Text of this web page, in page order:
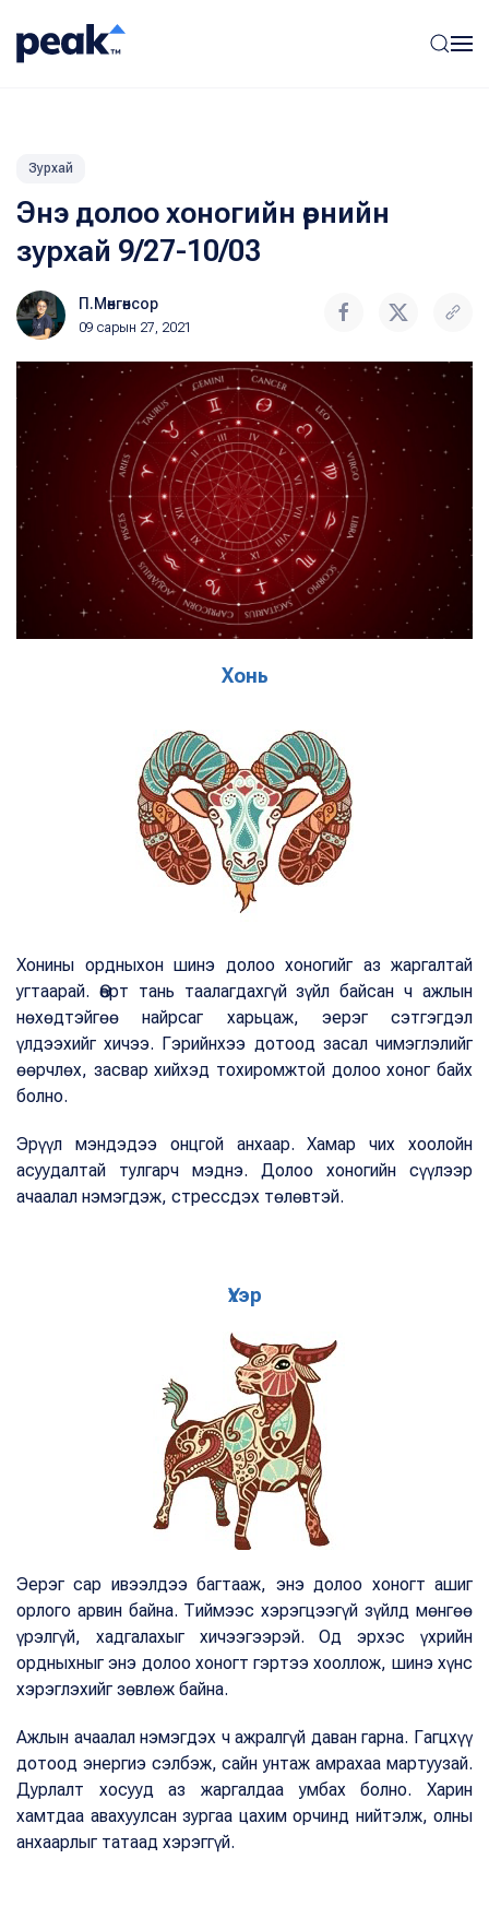
Зурхай
Энэ долоо хоногийн өрнийн
зурхай 9/27-10/03
П.Мөнгөнсор
09 сарын 27, 2021
Хонь
Хонины ордныхон шинэ долоо хоногийг аз жаргалтай
угтаарай. Өөрт тань таалагдахгүй зүйл байсан ч ажлын
нөхөдтэйгөө найрсаг харьцаж, эерэг сэтгэгдэл
үлдээхийг хичээ. Гэрийнхээ дотоод засал чимэглэлийг
өөрчлөх, засвар хийхэд тохиромжтой долоо хоног байх
болно.
Эрүүл мэндэдээ онцгой анхаар. Хамар чих хоолойн
асуудалтай тулгарч мэднэ. Долоо хоногийн сүүлээр
ачаалал нэмэгдэж, стрессдэх төлөвтэй.
Үхэр
Эерэг сар ивээлдээ багтааж, энэ долоо хоногт ашиг
орлого арвин байна. Тиймээс хэрэгцээгүй зүйлд мөнгөө
үрэлгүй, хадгалахыг хичээгээрэй. Од эрхэс үхрийн
ордныхныг энэ долоо хоногт гэртээ хооллож, шинэ хүнс
хэрэглэхийг зөвлөж байна.
Ажлын ачаалал нэмэгдэх ч ажралгүй даван гарна. Гагцхүү
дотоод энергиэ сэлбэж, сайн унтаж амрахаа мартуузай.
Дурлалт хосууд аз жаргалдаа умбах болно. Харин
хамтдаа авахуулсан зургаа цахим орчинд нийтэлж, олны
анхаарлыг татаад хэрэггүй.